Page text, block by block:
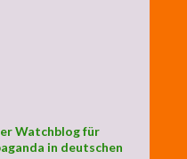
Watchblog für
in deutschen